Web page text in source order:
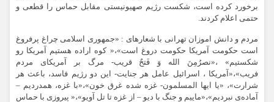
برخورد کرده است، شکست رژیم صهیونیستی مقابل حماس را قطعی و
حتمی اعلام کردند.
مردم و دانش اموزان تهرانی با شعارهای : «جمهوری اسلامی چراغ پرفروغ
است حکومت آمریکا حکومت دروغ است»،« کوه اراده هستیم آمریکا رو
شکستیم» ،«نصرُمِنَ الله وَ فَتحٌ قریب- مرگ بر آمریکای مردم
فریب»،«آمریکا ، اسرائیل عامل هر جنایت- این دو رژیم فاسد، باعث هر
شرارت»، «یا ایها المسلمون- غزه شده غرق خون»،«با غزه، همدردیم –
آماده‌ی نبردیم»،«ماییم و جنگ با دیو – از غزه تا تل آویو»،« پیروزی با حماس